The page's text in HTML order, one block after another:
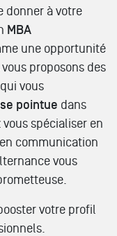
donner à votre
MBA
une opportunité
proposons des
vous
pointue dans
spécialiser en
communication
vous
votre profil